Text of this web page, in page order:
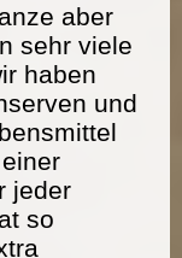
aber
sehr viele
haben
und
jeder
so